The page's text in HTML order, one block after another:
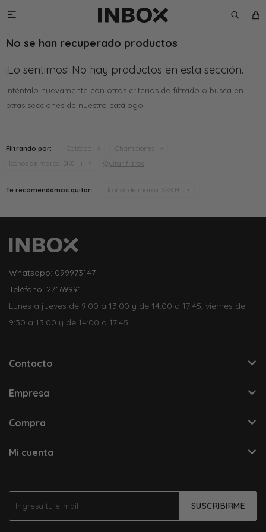

No se han recuperado productos
¡Lo sentimos! No hay productos en esta sección.
Inténtalo nuevamente con otros criterios de filtrado o busca en
otras secciones de nuestro catálogo.
Filtrando por: Calzado
Championes
Íconos de marca: SK8 Hi Quitar filtros
Te recomendamos quitar: Íconos de marca: SK8 Hi
SUSCRIBIRME
Whatsapp: 099973147
Teléfono: 27169991
Lunes a jueves de 9:00 a 13:00 y de 14:00 a 17:45, viernes de
9:30 a 13:00 y de 14:00 a 17:45.
Contacto
Empresa
Compra
Mi cuenta